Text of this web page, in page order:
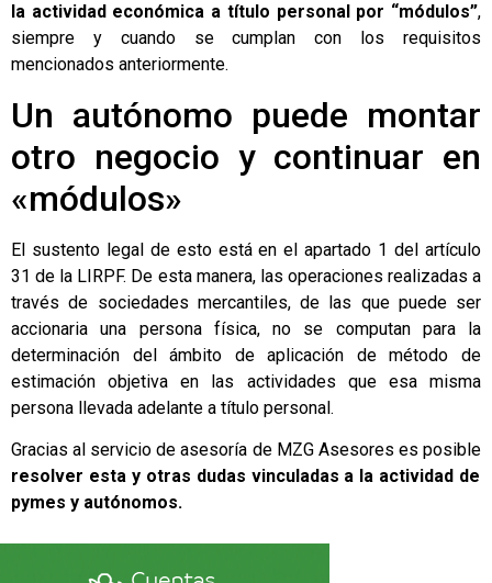
la actividad económica a título personal por “módulos”,
siempre y cuando se cumplan con los requisitos
mencionados anteriormente.
Un autónomo puede montar
otro negocio y continuar en
«módulos»
El sustento legal de esto está en el apartado 1 del artículo
31 de la LIRPF. De esta manera, las operaciones realizadas a
través de sociedades mercantiles, de las que puede ser
accionaria una persona física, no se computan para la
determinación del ámbito de aplicación de método de
estimación objetiva en las actividades que esa misma
persona llevada adelante a título personal.
Gracias al servicio de asesoría de MZG Asesores es posible
resolver esta y otras dudas vinculadas a la actividad de
pymes y autónomos.